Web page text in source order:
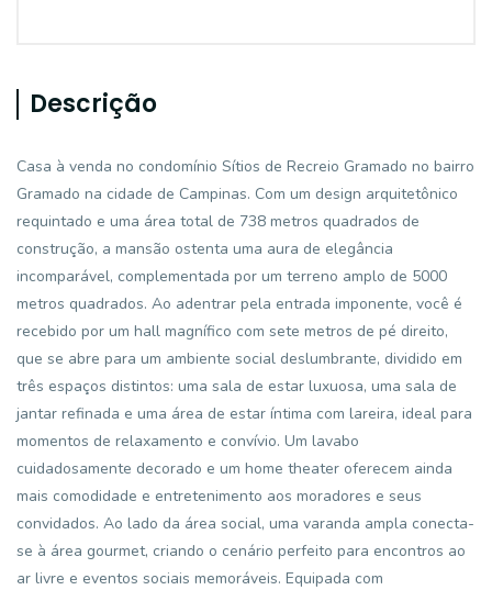
Descrição
Casa à venda no condomínio Sítios de Recreio Gramado no bairro
Gramado na cidade de Campinas. Com um design arquitetônico
requintado e uma área total de 738 metros quadrados de
construção, a mansão ostenta uma aura de elegância
incomparável, complementada por um terreno amplo de 5000
metros quadrados. Ao adentrar pela entrada imponente, você é
recebido por um hall magnífico com sete metros de pé direito,
que se abre para um ambiente social deslumbrante, dividido em
três espaços distintos: uma sala de estar luxuosa, uma sala de
jantar refinada e uma área de estar íntima com lareira, ideal para
momentos de relaxamento e convívio. Um lavabo
cuidadosamente decorado e um home theater oferecem ainda
mais comodidade e entretenimento aos moradores e seus
convidados. Ao lado da área social, uma varanda ampla conecta-
se à área gourmet, criando o cenário perfeito para encontros ao
ar livre e eventos sociais memoráveis. Equipada com